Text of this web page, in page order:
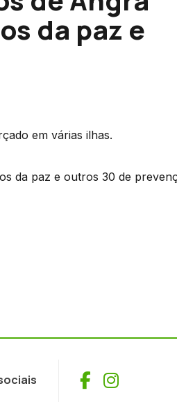
da paz e
em várias ilhas.
da paz e outros 30 de
Facebook